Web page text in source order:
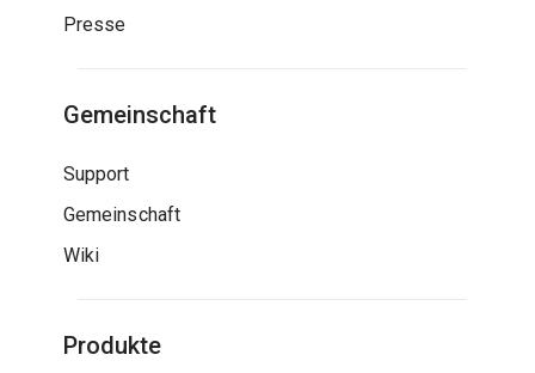
Presse
Gemeinschaft
Support
Gemeinschaft
Wiki
Produkte